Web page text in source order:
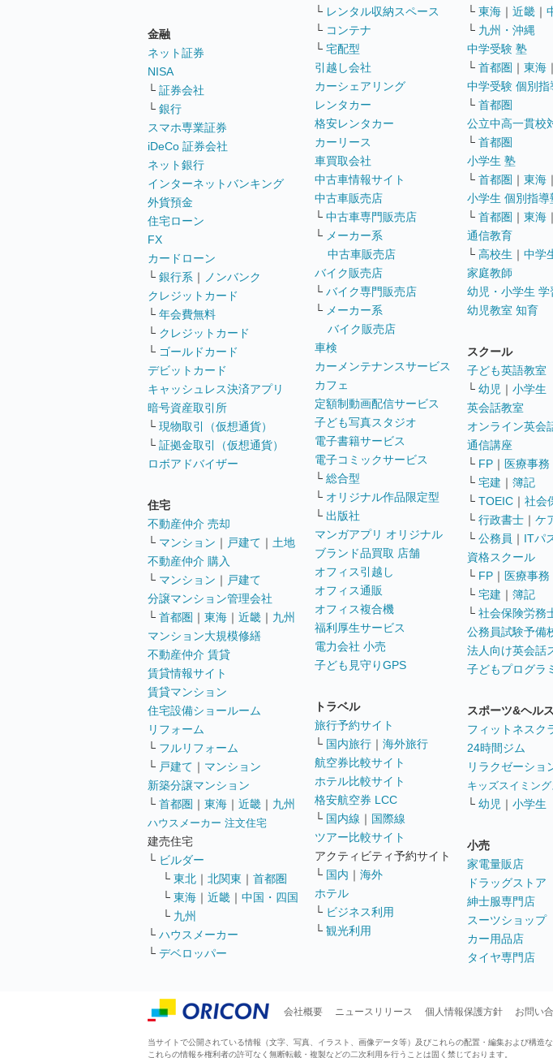
金融
ネット証券
NISA
└ 証券会社
└ 銀行
スマホ専業証券
iDeCo 証券会社
ネット銀行
インターネットバンキング
外貨預金
住宅ローン
FX
カードローン
└ 銀行系 ｜
ノンバンク
クレジットカード
└ 年会費無料
└ クレジットカード
└ ゴールドカード
デビットカード
キャッシュレス決済アプリ
暗号資産取引所
└ 現物取引（仮想通貨）
└ 証拠金取引（仮想通貨）
ロボアドバイザー
住宅
不動産仲介 売却
└ マンション ｜ 戸建て ｜ 土地
不動産仲介 購入
└ マンション ｜ 戸建て
分譲マンション管理会社
└ 首都圏 ｜ 東海 ｜ 近畿 ｜ 九州
マンション大規模修繕
不動産仲介 賃貸
賃貸情報サイト
賃貸マンション
住宅設備ショールーム
リフォーム
└ フルリフォーム
└ 戸建て ｜ マンション
新築分譲マンション
└ 首都圏 ｜ 東海 ｜ 近畿 ｜ 九州
ハウスメーカー 注文住宅
建売住宅
└ ビルダー
└ 東北 ｜ 北関東 ｜ 首都圏
└ 東海 ｜ 近畿 ｜ 中国・四国
└ 九州
└ ハウスメーカー
└ デベロッパー
└ レンタル収納スペース
└ コンテナ
└ 宅配型
引越し会社
カーシェアリング
レンタカー
格安レンタカー
カーリース
車買取会社
中古車情報サイト
中古車販売店
└ 中古車専門販売店
└ メーカー系
中古車販売店
バイク販売店
└ バイク専門販売店
└ メーカー系
バイク販売店
車検
カーメンテナンスサービス
カフェ
定額制動画配信サービス
子ども写真スタジオ
電子書籍サービス
電子コミックサービス
└ 総合型
└ オリジナル作品限定型
└ 出版社
マンガアプリ オリジナル
ブランド品買取 店舗
オフィス引越し
オフィス通販
オフィス複合機
福利厚生サービス
電力会社 小売
子ども見守りGPS
トラベル
旅行予約サイト
└ 国内旅行 ｜ 海外旅行
航空券比較サイト
ホテル比較サイト
格安航空券 LCC
└ 国内線 ｜ 国際線
ツアー比較サイト
アクティビティ予約サイト
└ 国内 ｜ 海外
ホテル
└ ビジネス利用
└ 観光利用
└ 東海 ｜ 近畿 ｜
└ 九州・沖縄
中学受験 塾
└ 首都圏 ｜ 東海 ｜
中学受験 個別指
└ 首都圏
公立中高一貫校
└ 首都圏
小学生 塾
└ 首都圏 ｜ 東海 ｜
小学生 個別指導
└ 首都圏 ｜ 東海 ｜
通信教育
└ 高校生 ｜ 中学
家庭教師
幼児・小学生 学
幼児教室 知育
スクール
子ども英語教室
└ 幼児 ｜ 小学生
英会話教室
オンライン英会
通信講座
└ FP ｜ 医療事務
└ 宅建 ｜ 簿記
└ TOEIC ｜ 社会
└ 行政書士 ｜ ケ
└ 公務員 ｜ ITパ
資格スクール
└ FP ｜ 医療事務
└ 宅建 ｜ 簿記
└ 社会保険労務
公務員試験予備
法人向け英会話
子どもプログラ
スポーツ&ヘルス
フィットネスク
24時間ジム
リラクゼーショ
キッズスイミン
└ 幼児 ｜ 小学生
小売
家電量販店
ドラッグストア
紳士服専門店
スーツショップ
カー用品店
タイヤ専門店
会社概要 ニュースリリース 個人情報保護方針 お問い
当サイトで公開されている情報（文字、写真、イラスト、画像データ等）及びこれらの配置・編集および構造
これらの情報を権利者の許可なく無断転載・複製などの二次利用を行うことは固く禁じております。